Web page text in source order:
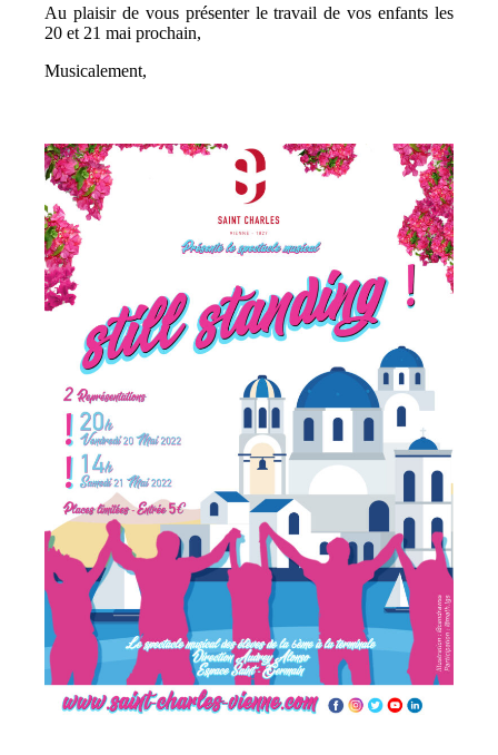
Au plaisir de vous présenter le travail de vos enfants les
20 et 21 mai prochain,
Musicalement,